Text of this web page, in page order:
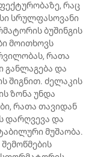
რაც
სრულფასოვანი
ბუშინგის
მოითხოვს
რათა
განლაგება და
შიგნით. ძელაკის
ზონა უნდა
რათა თავიდან
დარღვევა და
მუშაობა.